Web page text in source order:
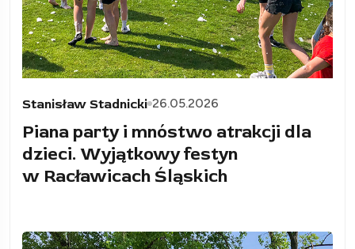
Stanisław Stadnicki 26.05.2026
Piana party i mnóstwo atrakcji dla
dzieci. Wyjątkowy festyn
w Racławicach Śląskich